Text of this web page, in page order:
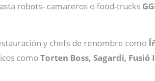
robots- camareros o food-trucks
y chefs de renombre como
comoTorten Boss, Sagardi,